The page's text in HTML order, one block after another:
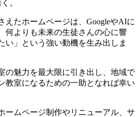
。
えたホームページは、GoogleやAIに
何よりも未来の生徒さんの心に響
い」という強い動機を生み出しま
の魅力を最大限に引き出し、地域で
教室になるための一助となれば幸い
ームページ制作やリニューアル、サ